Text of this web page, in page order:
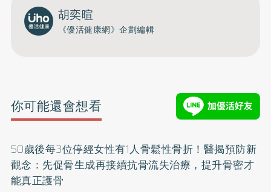
胡奕暄
《優活健康網》企劃編輯
你可能還會想看
50歲後每3位停經女性有1人骨鬆性骨折！醫揭預防新
觀念：先促骨生成再接續抗骨流失治療，提升骨密才
能真正護骨